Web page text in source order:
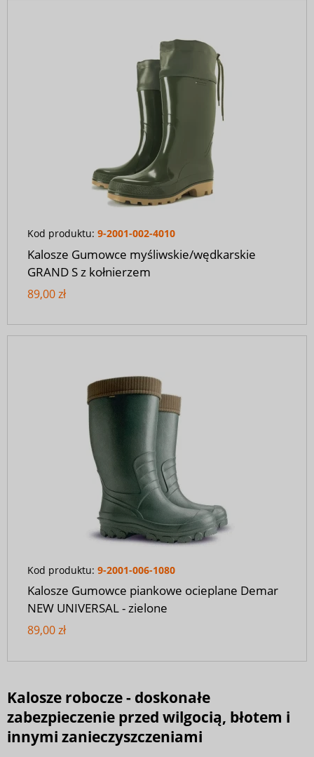
Kod produktu: 9-2001-002-4010
Kalosze Gumowce myśliwskie/wędkarskie
GRAND S z kołnierzem
89,00 zł
Kod produktu: 9-2001-006-1080
Kalosze Gumowce piankowe ocieplane Demar
NEW UNIVERSAL - zielone
89,00 zł
Kalosze robocze - doskonałe
zabezpieczenie przed wilgocią, błotem i
innymi zanieczyszczeniami